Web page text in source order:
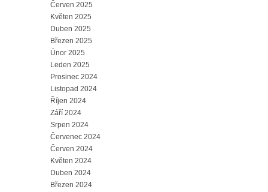
Červen 2025
Květen 2025
Duben 2025
Březen 2025
Únor 2025
Leden 2025
Prosinec 2024
Listopad 2024
Říjen 2024
Září 2024
Srpen 2024
Červenec 2024
Červen 2024
Květen 2024
Duben 2024
Březen 2024